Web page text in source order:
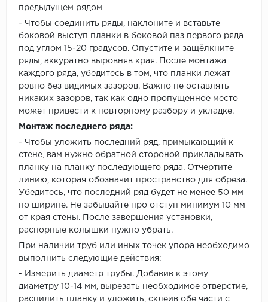
предыдущем рядом
- Чтобы соединить ряды, наклоните и вставьте
боковой выступ планки в боковой паз первого ряда
под углом 15-20 градусов. Опустите и защёлкните
ряды, аккуратно выровняв края. После монтажа
каждого ряда, убедитесь в том, что планки лежат
ровно без видимых зазоров. Важно не оставлять
никаких зазоров, так как одно пропущенное место
может привести к повторному разбору и укладке.
Монтаж последнего ряда:
- Чтобы уложить последний ряд, примыкающий к
стене, вам нужно обратной стороной прикладывать
планку на планку последующего ряда. Отчертите
линию, которая обозначит пространство для обреза.
Убедитесь, что последний ряд будет не менее 50 мм
по ширине. Не забывайте про отступ минимум 10 мм
от края стены. После завершения установки,
распорные колышки нужно убрать.
При наличии труб или иных точек упора необходимо
выполнить следующие действия:
- Измерить диаметр трубы. Добавив к этому
диаметру 10-14 мм, вырезать необходимое отверстие,
распилить планку и уложить, склеив обе части с